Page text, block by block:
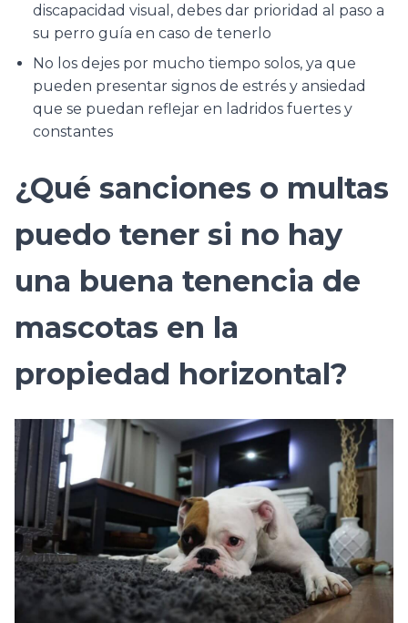
discapacidad visual, debes dar prioridad al paso a
su perro guía en caso de tenerlo
No los dejes por mucho tiempo solos, ya que
pueden presentar signos de estrés y ansiedad
que se puedan reflejar en ladridos fuertes y
constantes
¿Qué sanciones o multas
puedo tener si no hay
una buena tenencia de
mascotas en la
propiedad horizontal?